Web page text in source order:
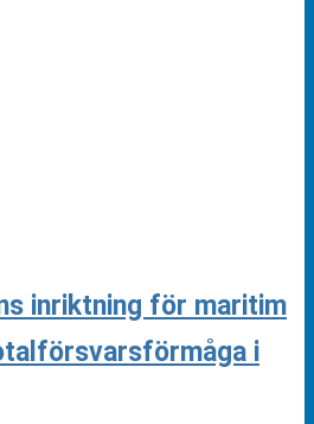
inriktning för maritim
i